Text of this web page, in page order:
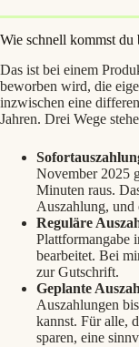
Wie schnell kommst du
Das ist bei einem
beworben wird, die
inzwischen eine
Jahren. Drei Wege
November 2025
Minuten raus.
Auszahlung, und
Reguläre
Plattformangabe
bearbeitet. Bei
zur Gutschrift.
Geplante
Auszahlungen
kannst. Für alle,
sparen, eine